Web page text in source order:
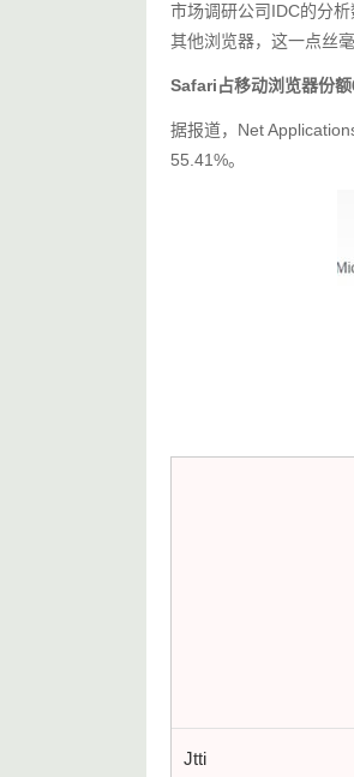
市场调研公司IDC的分
其他浏览器，这一点丝
Safari占移动浏览器份
据报道，Net
55.41%。
Jtti